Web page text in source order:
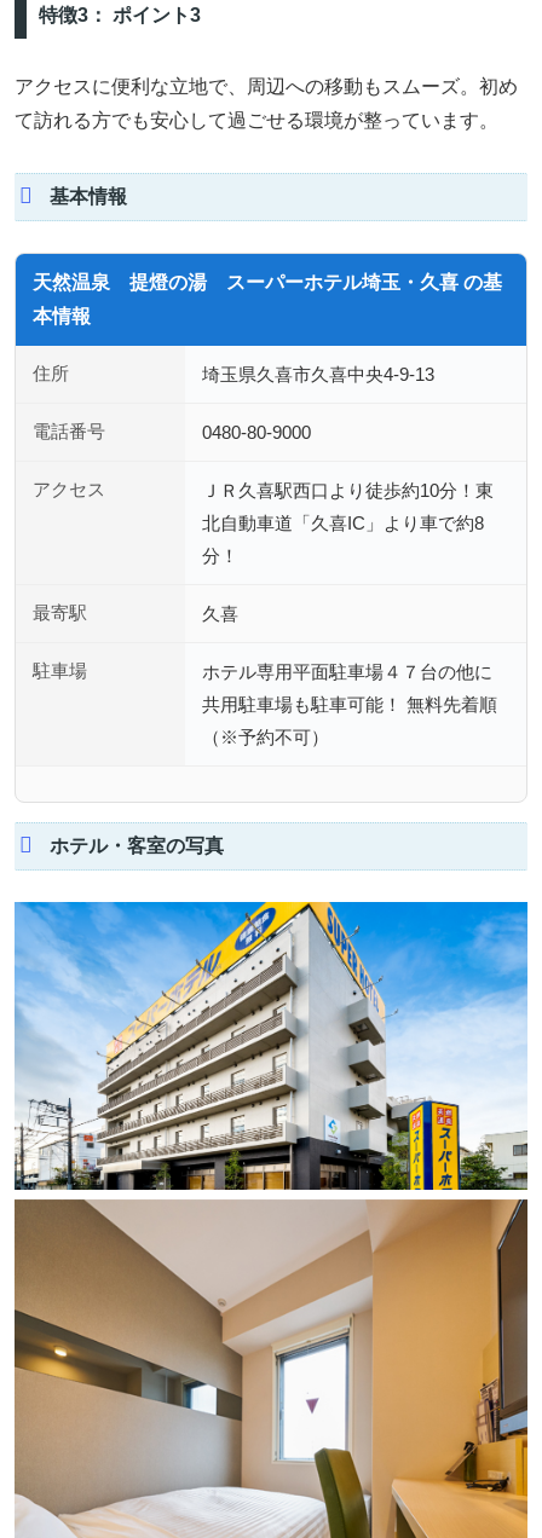
特徴3： ポイント3
アクセスに便利な立地で、周辺への移動もスムーズ。初め
て訪れる方でも安心して過ごせる環境が整っています。
基本情報
天然温泉 提燈の湯 スーパーホテル埼玉・久喜 の基
本情報
住所 埼玉県久喜市久喜中央4-9-13
電話番号 0480-80-9000
アクセス
ＪＲ久喜駅西口より徒歩約10分！東
北自動車道「久喜IC」より車で約8
分！
最寄駅 久喜
駐車場
ホテル専用平面駐車場４７台の他に
共用駐車場も駐車可能！ 無料先着順
（※予約不可）
ホテル・客室の写真